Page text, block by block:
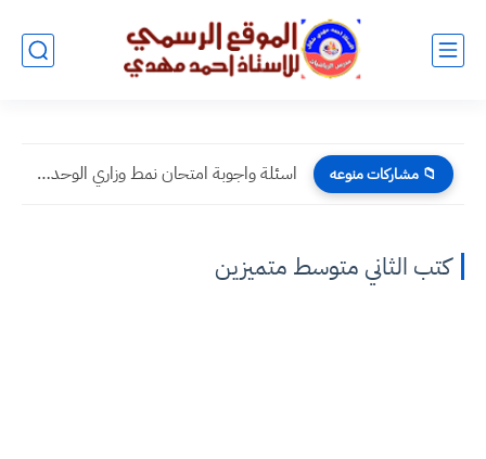
📁 مشاركات منوعه اسئلة واجوبة امتحان نمط وزاري الوحدة الاولى اسلامية سادس علمي...
كتب الثاني متوسط متميزين